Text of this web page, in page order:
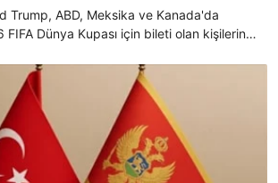
Trump, ABD, Meksika ve Kanada'da
Dünya Kupası için bileti olan kişilerin